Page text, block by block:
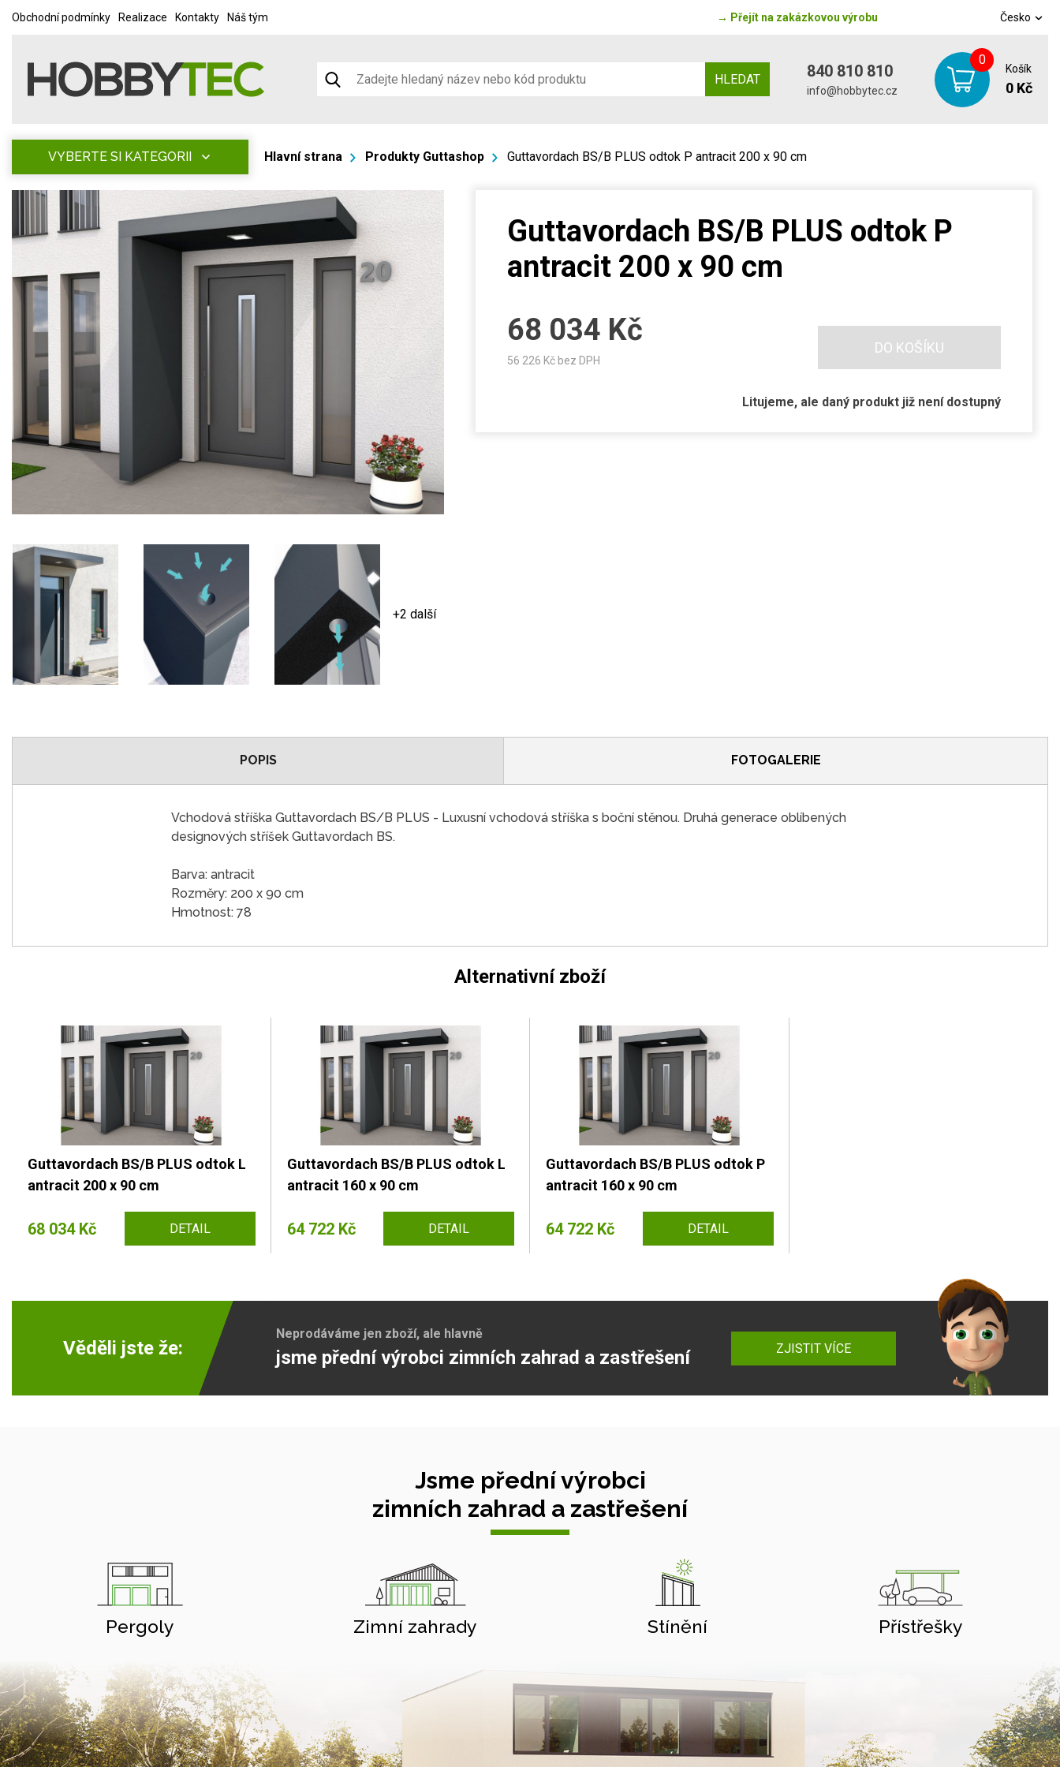
Obchodní podmínky Realizace Kontakty Náš tým → Přejít na zakázkovou výrobu Česko
HLEDAT 840 810 810
info@hobbytec.cz
0
Košík
0 Kč
VYBERTE SI KATEGORII Hlavní strana Produkty Guttashop Guttavordach BS/B PLUS odtok P antracit 200 x 90 cm
+2 další
Guttavordach BS/B PLUS odtok P
antracit 200 x 90 cm
68 034 Kč
56 226 Kč bez DPH
DO KOŠÍKU
Litujeme, ale daný produkt již není dostupný
POPIS FOTOGALERIE
Vchodová stříška Guttavordach BS/B PLUS - Luxusní vchodová stříška s boční stěnou. Druhá generace oblíbených
designových stříšek Guttavordach BS.
Barva: antracit
Rozměry: 200 x 90 cm
Hmotnost: 78
Alternativní zboží
Guttavordach BS/B PLUS odtok L
antracit 200 x 90 cm
68 034 Kč DETAIL
Guttavordach BS/B PLUS odtok L
antracit 160 x 90 cm
64 722 Kč DETAIL
Guttavordach BS/B PLUS odtok P
antracit 160 x 90 cm
64 722 Kč DETAIL
Věděli jste že:
Neprodáváme jen zboží, ale hlavně
jsme přední výrobci zimních zahrad a zastřešení ZJISTIT VÍCE
Jsme přední výrobci
zimních zahrad a zastřešení
Pergoly Zimní zahrady Stínění Přístřešky